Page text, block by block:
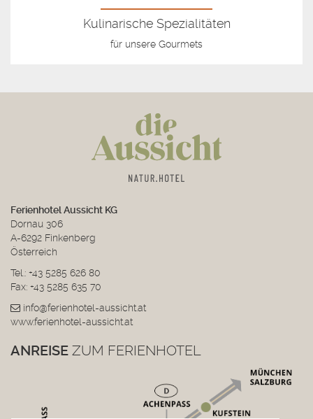
Kulinarische Spezialitäten
für unsere Gourmets
Ferienhotel Aussicht KG
Dornau 306
A-6292 Finkenberg
Österreich
Tel.: +43 5285 626 80
Fax: +43 5285 635 70
info@ferienhotel-aussicht.at
www.ferienhotel-aussicht.at
ANREISE ZUM FERIENHOTEL